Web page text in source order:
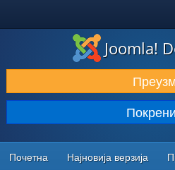
ПРЕУЗИМАЊЕ И ПРОШИРЕЊА
ОТКРИЈТЕ И НАУЧИТЕ
ЗАЈЕДНИЦА И ПОДРШКА
РЕСУРСИ ЗА РАЗВОЈ
Joomla!
Покрени
Почетна Најновија верзија